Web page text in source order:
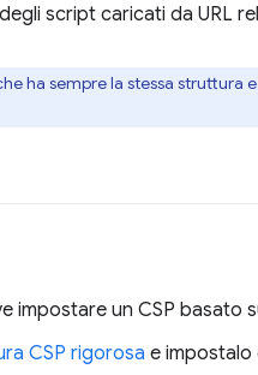
script caricati da URL
ha sempre la stessa struttura
impostare un CSP basato
CSP rigorosa e impostalo